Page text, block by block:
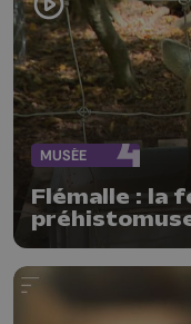
MUSÉE
Flémalle : la